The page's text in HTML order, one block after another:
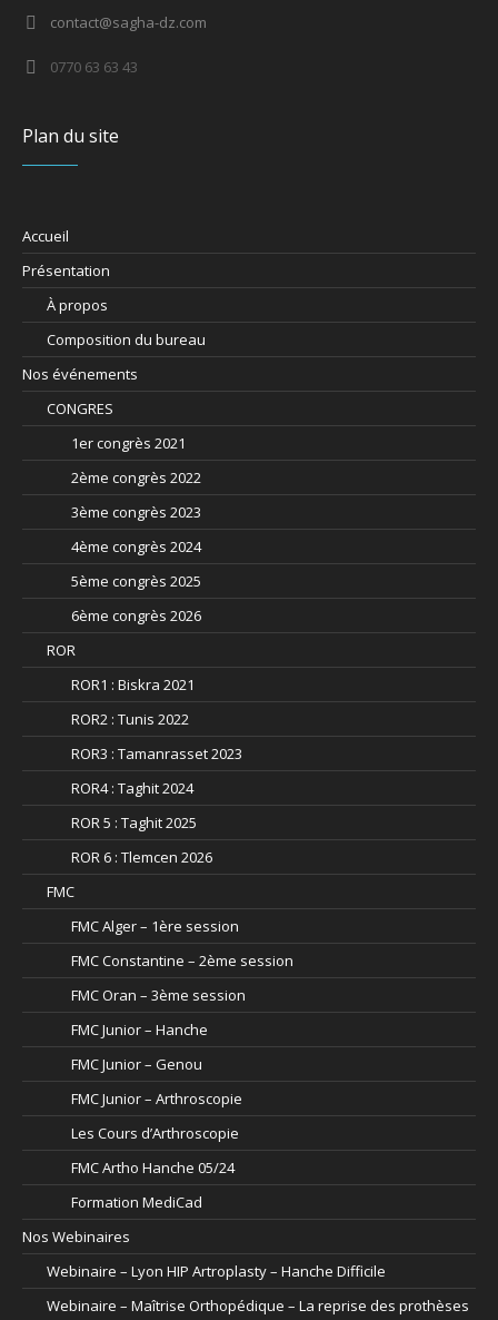
contact@sagha-dz.com
0770 63 63 43
Plan du site
Accueil
Présentation
À propos
Composition du bureau
Nos événements
CONGRES
1er congrès 2021
2ème congrès 2022
3ème congrès 2023
4ème congrès 2024
5ème congrès 2025
6ème congrès 2026
ROR
ROR1 : Biskra 2021
ROR2 : Tunis 2022
ROR3 : Tamanrasset 2023
ROR4 : Taghit 2024
ROR 5 : Taghit 2025
ROR 6 : Tlemcen 2026
FMC
FMC Alger – 1ère session
FMC Constantine – 2ème session
FMC Oran – 3ème session
FMC Junior – Hanche
FMC Junior – Genou
FMC Junior – Arthroscopie
Les Cours d’Arthroscopie
FMC Artho Hanche 05/24
Formation MediCad
Nos Webinaires
Webinaire – Lyon HIP Artroplasty – Hanche Difficile
Webinaire – Maîtrise Orthopédique – La reprise des prothèses